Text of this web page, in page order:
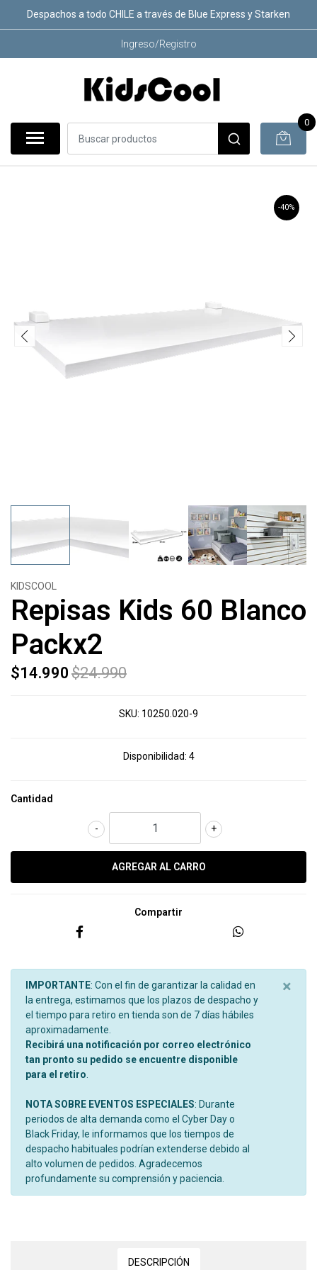
Despachos a todo CHILE a través de Blue Express y Starken
Ingreso/Registro
0
-40%
KIDSCOOL
Repisas Kids 60 Blanco
Packx2
$14.990 $24.990
SKU: 10250.020-9
Disponibilidad: 4
Cantidad
+
-
Compartir
IMPORTANTE: Con el fin de garantizar la calidad en
la entrega, estimamos que los plazos de despacho y
el tiempo para retiro en tienda son de 7 días hábiles
aproximadamente.
Recibirá una notificación por correo electrónico
tan pronto su pedido se encuentre disponible
para el retiro
NOTA SOBRE EVENTOS ESPECIALES: Durante
periodos de alta demanda como el Cyber Day o
Black Friday, le informamos que los tiempos de
despacho habituales podrían extenderse debido al
alto volumen de pedidos. Agradecemos
profundamente su comprensión y paciencia.
×
DESCRIPCIÓN